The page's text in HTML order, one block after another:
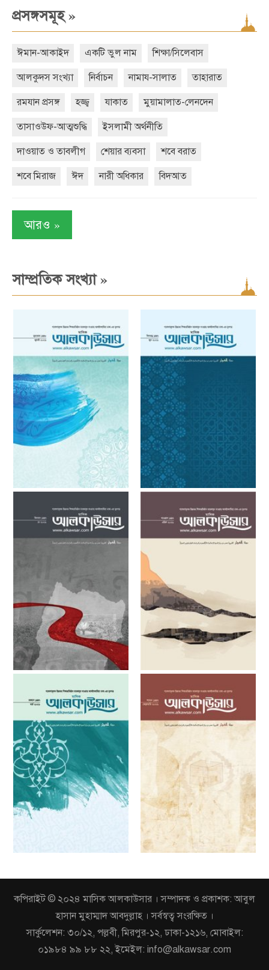
প্রসঙ্গসমূহ»
ঈমান-আকাইদ একটি ভুল নাম শিক্ষা/সিলেবাস
আলকুদস সংখ্যা নির্বাচন নামায-সালাত তাহারাত
রমযান প্রসঙ্গ হজ্জ্ব যাকাত মুয়ামালাত-লেনদেন
তাসাওউফ-আত্মশুদ্ধি ইসলামী অর্থনীতি
দাওয়াত ও তাবলীগ শেয়ার ব্যবসা শবে বরাত
শবে মিরাজ ঈদ নারী অধিকার বিদআত
আরও »
সাম্প্রতিক সংখ্যা»
কপিরাইট © ২০২৪ মাসিক আলকাউসার । সম্পাদক ও প্রকাশক: আবুল
হাসান মুহাম্মাদ আবদুল্লাহ । সর্বস্বত্ব সংরক্ষিত ।
সার্কুলেশন: ৩০/১২, পল্লবী, মিরপুর-১২, ঢাকা-১২১৬, মোবাইল:
০১৯৮৪ ৯৯ ৮৮ ২২, ইমেইল: info@alkawsar.com